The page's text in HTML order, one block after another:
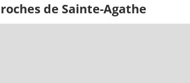
de Sainte-Agathe